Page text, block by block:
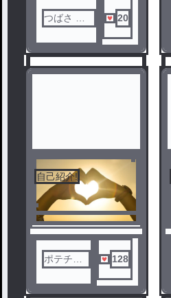
つばさ @
20
3
自己紹介!
ポテチ人
128